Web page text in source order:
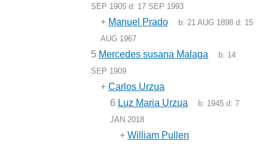
SEP 1905 d: 17 SEP 1993
+ Manuel Prado b:21 AUG 1898 d: 15
AUG 1967
5 Mercedes susana Malaga b: 14
SEP 1909
+ Carlos Urzua
6 Luz Maria Urzua b: 1945 d:7
JAN 2018
+ William Pullen